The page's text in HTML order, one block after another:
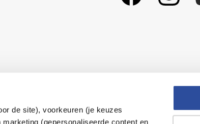
de site), voorkeuren (je keuzes
(gepersonaliseerde content en
Winkelen met zekerheid